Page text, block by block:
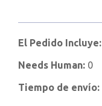
El Pedido Incluye:
Needs Human: 0
Tiempo de envío: